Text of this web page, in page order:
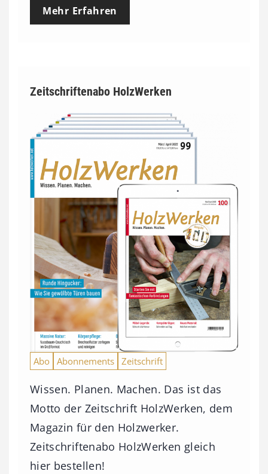
Mehr Erfahren
Zeitschriftenabo HolzWerken
Abo Abonnements Zeitschrift
Wissen. Planen. Machen. Das ist das
Motto der Zeitschrift HolzWerken, dem
Magazin für den Holzwerker.
Zeitschriftenabo HolzWerken gleich
hier bestellen!